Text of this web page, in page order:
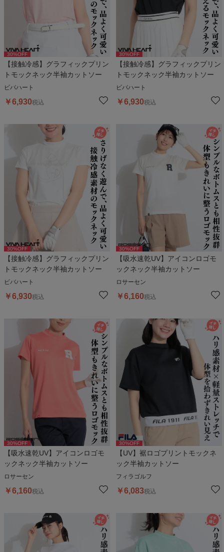
30%OFF
【接触冷感】グラフィックプリン
トモックネック半袖カットソー
ビバハート
￥6,930税込
30%OFF
【接触冷感】グラフィックプリン
トモックネック半袖カットソー
ビバハート
￥6,930税込
30%OFF
【接触冷感】グラフィックプリン
トモックネック半袖カットソー
ビバハート
￥6,930税込
30%OFF
【吸水速乾UV】アイコンロゴモ
ックネック半袖カットソー
ロサーセン
￥6,160税込
30%OFF
【吸水速乾UV】アイコンロゴモ
ックネック半袖カットソー
ロサーセン
￥6,160税込
30%OFF
【UV】裾ロゴプリントモックネ
ック半袖カットソー
フィラゴルフ
￥6,083税込